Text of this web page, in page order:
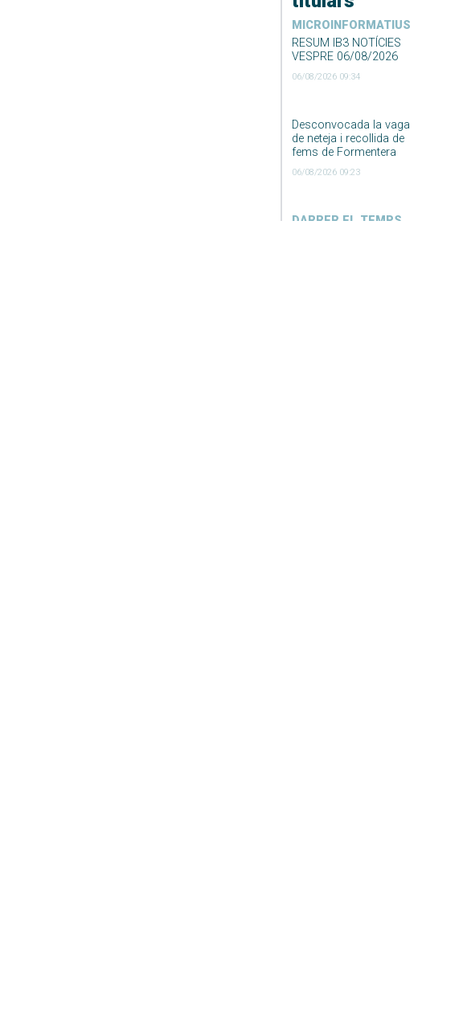
MICROINFORMATIUS
RESUM IB3 NOTÍCIES
VESPRE 06/08/2026
06/08/2026 09:34
Desconvocada la vaga
de neteja i recollida de
fems de Formentera
06/08/2026 09:23
DARRER EL TEMPS